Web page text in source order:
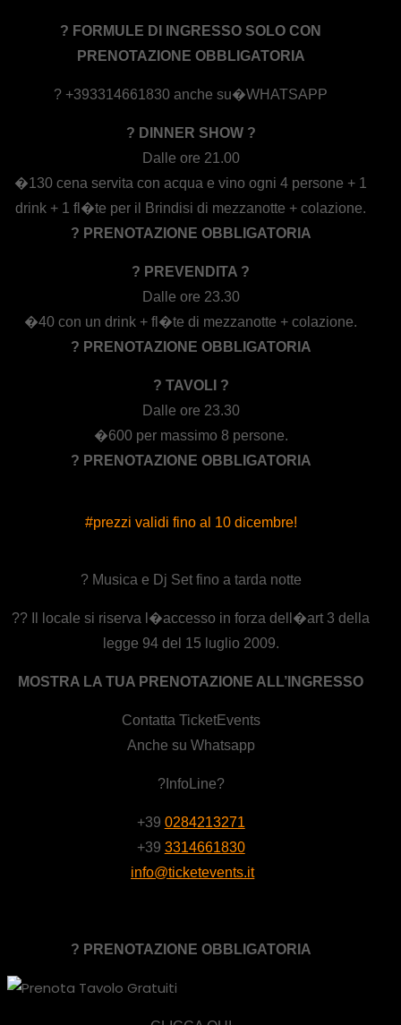
? FORMULE DI INGRESSO SOLO CON
PRENOTAZIONE OBBLIGATORIA
? +393314661830 anche su�WHATSAPP
? DINNER SHOW ?
Dalle ore 21.00
�130 cena servita con acqua e vino ogni 4 persone + 1
drink + 1 fl�te per il Brindisi di mezzanotte + colazione.
? PRENOTAZIONE OBBLIGATORIA
? PREVENDITA ?
Dalle ore 23.30
�40 con un drink + fl�te di mezzanotte + colazione.
? PRENOTAZIONE OBBLIGATORIA
? TAVOLI ?
Dalle ore 23.30
�600 per massimo 8 persone.
? PRENOTAZIONE OBBLIGATORIA
#prezzi validi fino al 10 dicembre!
? Musica e Dj Set fino a tarda notte
?? Il locale si riserva l�accesso in forza dell�art 3 della
legge 94 del 15 luglio 2009.
MOSTRA LA TUA PRENOTAZIONE ALL’INGRESSO
Contatta TicketEvents
Anche su Whatsapp
?InfoLine?
+39 0284213271
+39 3314661830
info@ticketevents.it
? PRENOTAZIONE OBBLIGATORIA